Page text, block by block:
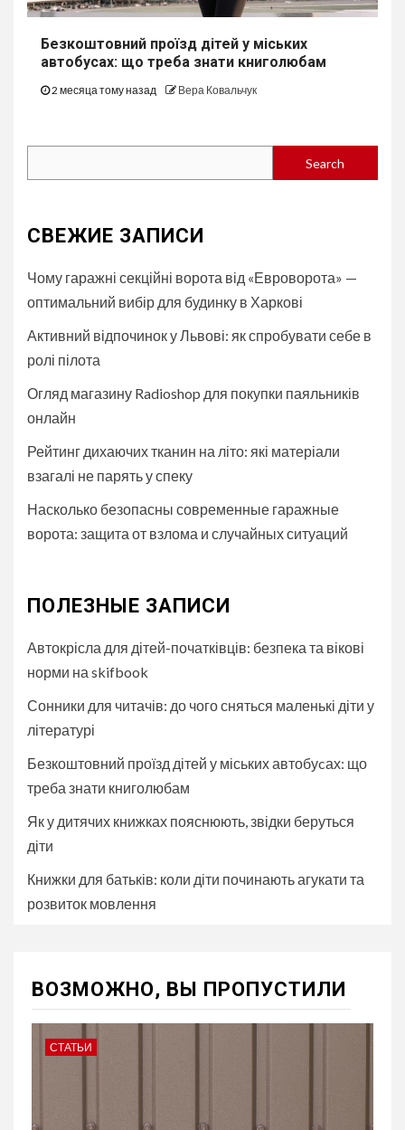
Безкоштовний проїзд дітей у міських
автобуcах: що треба знати книголюбам
2 месяца тому назад Вера Ковальчук
Search
СВЕЖИЕ ЗАПИСИ
Чому гаражні секційні ворота від «Евроворота» —
оптимальний вибір для будинку в Харкові
Активний відпочинок у Львові: як спробувати себе в
ролі пілота
Огляд магазину Radioshop для покупки паяльників
онлайн
Рейтинг дихаючих тканин на літо: які матеріали
взагалі не парять у спеку
Насколько безопасны современные гаражные
ворота: защита от взлома и случайных ситуаций
ПОЛЕЗНЫЕ ЗАПИСИ
Автокрісла для дітей-початківців: безпека та вікові
норми на skifbook
Сонники для читачів: до чого сняться маленькі діти у
літературі
Безкоштовний проїзд дітей у міських автобуcах: що
треба знати книголюбам
Як у дитячих книжках пояснюють, звідки беруться
діти
Книжки для батьків: коли діти починають агукати та
розвиток мовлення
ВОЗМОЖНО, ВЫ ПРОПУСТИЛИ
СТАТЬИ